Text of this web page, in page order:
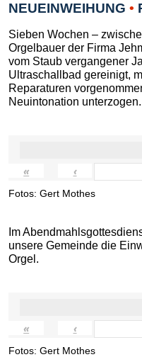
NEUEINWEIHUNG •
Sieben Wochen –
Orgelbauer der Firma
vom Staub vergangener
Ultraschallbad gereinigt,
Reparaturen
Neuintonation unterzogen.
« ‹
Fotos: Gert Mothes
Im
unsere Gemeinde die
Orgel.
« ‹
Fotos: Gert Mothes